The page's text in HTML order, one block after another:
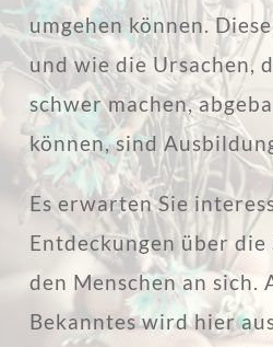
umgehen können.
und wie die Ursachen,
schwer machen,
können, sind
Es erwarten Sie
Entdeckungen über die
den Menschen an sich.
Bekanntes wird hier